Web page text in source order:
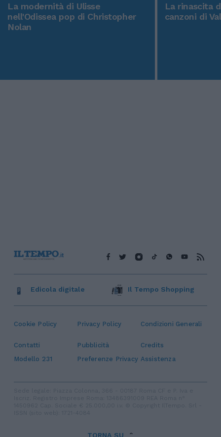
La modernità di Ulisse
nell'Odissea pop di Christopher
Nolan
La rinascita
canzoni di
Cookie Policy Privacy Policy Condizioni Generali
Contatti Pubblicità
Credits
Modello 231
Preferenze Privacy Assistenza
Edicola digitale Il Tempo Shopping
TORNA SU